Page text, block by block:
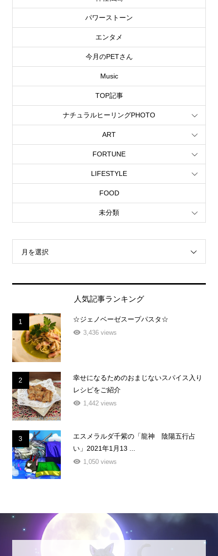
パワーストーン
エンタメ
今月のPETさん
Music
TOP記事
ナチュラルヒーリングPHOTO
ART
FORTUNE
LIFESTYLE
FOOD
未分類
月を選択
人気記事ランキング
1 ☆ジェノベーゼスープパスタ☆
3,436 views
2
幸せになるためのおまじないスパイス入り
レシピをご紹介
1,442 views
3
エスメラルダ千紫の「龍神 陰陽五行占
い」2021年1月13 ...
1,050 views